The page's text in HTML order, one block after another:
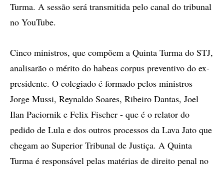
Turma. A sessão será transmitida pelo canal do tribunal
no YouTube.
Cinco ministros, que compõem a Quinta Turma do STJ,
analisarão o mérito do habeas corpus preventivo do ex-
presidente. O colegiado é formado pelos ministros
Jorge Mussi, Reynaldo Soares, Ribeiro Dantas, Joel
Ilan Paciornik e Felix Fischer - que é o relator do
pedido de Lula e dos outros processos da Lava Jato que
chegam ao Superior Tribunal de Justiça. A Quinta
Turma é responsável pelas matérias de direito penal no